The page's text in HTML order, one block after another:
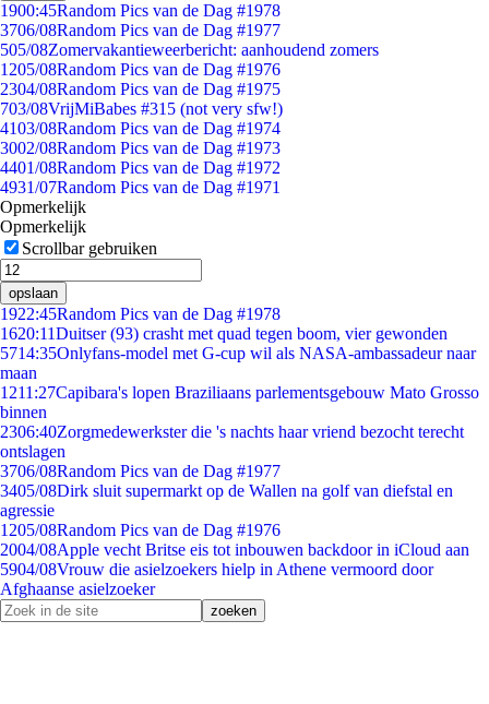
1900:45Random Pics van de Dag #1978
3706/08Random Pics van de Dag #1977
505/08Zomervakantieweerbericht: aanhoudend zomers
1205/08Random Pics van de Dag #1976
2304/08Random Pics van de Dag #1975
703/08VrijMiBabes #315 (not very sfw!)
4103/08Random Pics van de Dag #1974
3002/08Random Pics van de Dag #1973
4401/08Random Pics van de Dag #1972
4931/07Random Pics van de Dag #1971
Opmerkelijk
Opmerkelijk
Scrollbar gebruiken
opslaan
1922:45Random Pics van de Dag #1978
1620:11Duitser (93) crasht met quad tegen boom, vier gewonden
5714:35Onlyfans-model met G-cup wil als NASA-ambassadeur naar
maan
1211:27Capibara's lopen Braziliaans parlementsgebouw Mato Grosso
binnen
2306:40Zorgmedewerkster die 's nachts haar vriend bezocht terecht
ontslagen
3706/08Random Pics van de Dag #1977
3405/08Dirk sluit supermarkt op de Wallen na golf van diefstal en
agressie
1205/08Random Pics van de Dag #1976
2004/08Apple vecht Britse eis tot inbouwen backdoor in iCloud aan
5904/08Vrouw die asielzoekers hielp in Athene vermoord door
Afghaanse asielzoeker